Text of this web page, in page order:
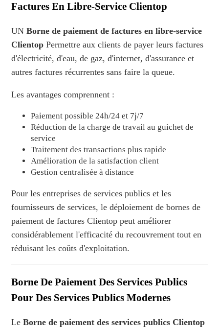
Factures En Libre-Service Clientop
UN Borne de paiement de factures en libre-service
ClientopPermettre aux clients de payer leurs factures
d'électricité, d'eau, de gaz, d'internet, d'assurance et
autres factures récurrentes sans faire la queue.
Les avantages comprennent :
Paiement possible 24h/24 et 7j/7
Réduction de la charge de travail au guichet de
service
Traitement des transactions plus rapide
Amélioration de la satisfaction client
Gestion centralisée à distance
Pour les entreprises de services publics et les
fournisseurs de services, le déploiement de bornes de
paiement de factures Clientop peut améliorer
considérablement l'efficacité du recouvrement tout en
réduisant les coûts d'exploitation.
Borne De Paiement Des Services Publics
Pour Des Services Publics Modernes
Le Borne de paiement des services publics Clientop